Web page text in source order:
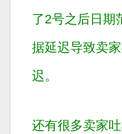
了2号之后日期
据延迟导致卖
迟。
还有很多卖家